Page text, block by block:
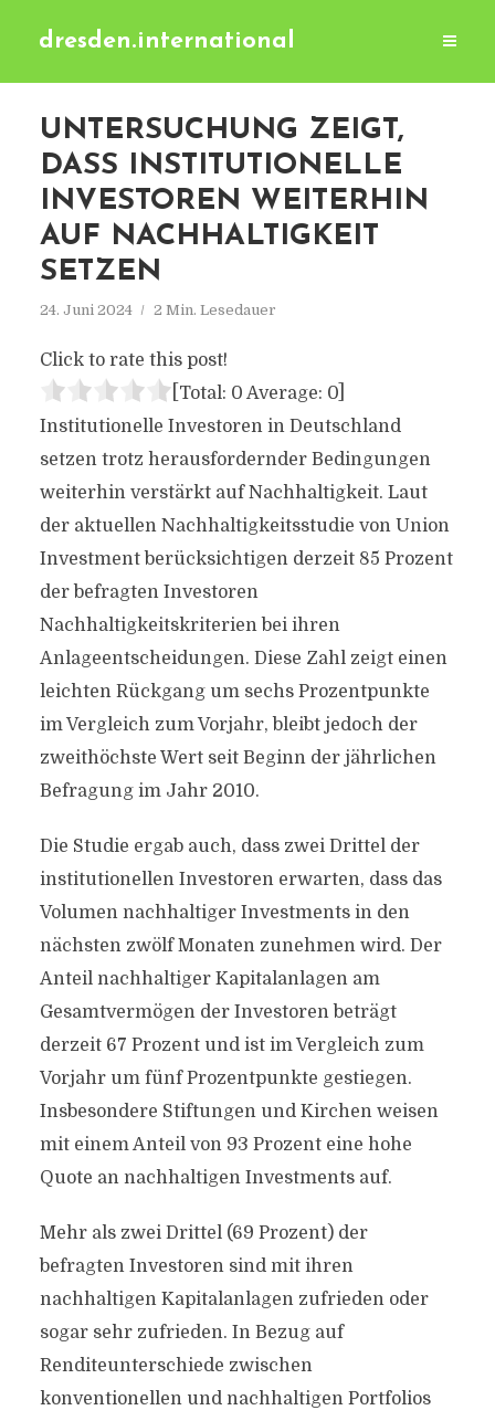
dresden.international
UNTERSUCHUNG ZEIGT,
DASS INSTITUTIONELLE
INVESTOREN WEITERHIN
AUF NACHHALTIGKEIT
SETZEN
24. Juni 2024 2 Min. Lesedauer
Click to rate this post!
[Total: 0 Average: 0]
Institutionelle Investoren in Deutschland
setzen trotz herausfordernder Bedingungen
weiterhin verstärkt auf Nachhaltigkeit. Laut
der aktuellen Nachhaltigkeitsstudie von Union
Investment berücksichtigen derzeit 85 Prozent
der befragten Investoren
Nachhaltigkeitskriterien bei ihren
Anlageentscheidungen. Diese Zahl zeigt einen
leichten Rückgang um sechs Prozentpunkte
im Vergleich zum Vorjahr, bleibt jedoch der
zweithöchste Wert seit Beginn der jährlichen
Befragung im Jahr 2010.
Die Studie ergab auch, dass zwei Drittel der
institutionellen Investoren erwarten, dass das
Volumen nachhaltiger Investments in den
nächsten zwölf Monaten zunehmen wird. Der
Anteil nachhaltiger Kapitalanlagen am
Gesamtvermögen der Investoren beträgt
derzeit 67 Prozent und ist im Vergleich zum
Vorjahr um fünf Prozentpunkte gestiegen.
Insbesondere Stiftungen und Kirchen weisen
mit einem Anteil von 93 Prozent eine hohe
Quote an nachhaltigen Investments auf.
Mehr als zwei Drittel (69 Prozent) der
befragten Investoren sind mit ihren
nachhaltigen Kapitalanlagen zufrieden oder
sogar sehr zufrieden. In Bezug auf
Renditeunterschiede zwischen
konventionellen und nachhaltigen Portfolios